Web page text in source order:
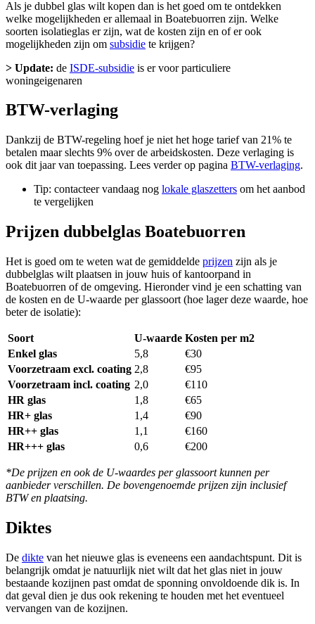
Als je dubbel glas wilt kopen dan is het goed om te ontdekken
welke mogelijkheden er allemaal in Boatebuorren zijn. Welke
soorten isolatieglas er zijn, wat de kosten zijn en of er ook
mogelijkheden zijn om subsidie te krijgen?
> Update: de ISDE-subsidie is er voor particuliere
woningeigenaren
BTW-verlaging
Dankzij de BTW-regeling hoef je niet het hoge tarief van 21% te
betalen maar slechts 9% over de arbeidskosten. Deze verlaging is
ook dit jaar van toepassing. Lees verder op pagina BTW-verlaging.
Tip: contacteer vandaag nog lokale glaszetters om het aanbod
te vergelijken
Prijzen dubbelglas Boatebuorren
Het is goed om te weten wat de gemiddelde prijzen zijn als je
dubbelglas wilt plaatsen in jouw huis of kantoorpand in
Boatebuorren of de omgeving. Hieronder vind je een schatting van
de kosten en de U-waarde per glassoort (hoe lager deze waarde, hoe
beter de isolatie):
Soort U-waarde Kosten per m2
Enkel glas
5,8
€30
Voorzetraam excl. coating 2,8
€95
Voorzetraam incl. coating 2,0
€110
HR glas
1,8
€65
HR+ glas
1,4
€90
HR++ glas
1,1
€160
HR+++ glas
0,6 €200
*De prijzen en ook de U-waardes per glassoort kunnen per
aanbieder verschillen. De bovengenoemde prijzen zijn inclusief
BTW en plaatsing.
Diktes
De dikte van het nieuwe glas is eveneens een aandachtspunt. Dit is
belangrijk omdat je natuurlijk niet wilt dat het glas niet in jouw
bestaande kozijnen past omdat de sponning onvoldoende dik is. In
dat geval dien je dus ook rekening te houden met het eventueel
vervangen van de kozijnen.